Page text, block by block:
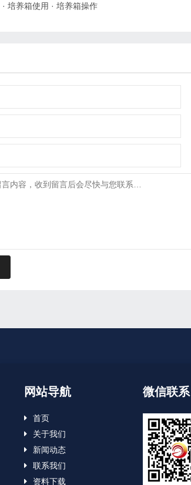
· 培养箱使用 · 培养箱操作
网站导航
首页
关于我们
新闻动态
联系我们
资料下载
微信联系